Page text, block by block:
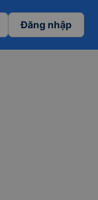
Đăng nhập